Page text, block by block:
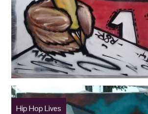
Hip Hop Lives